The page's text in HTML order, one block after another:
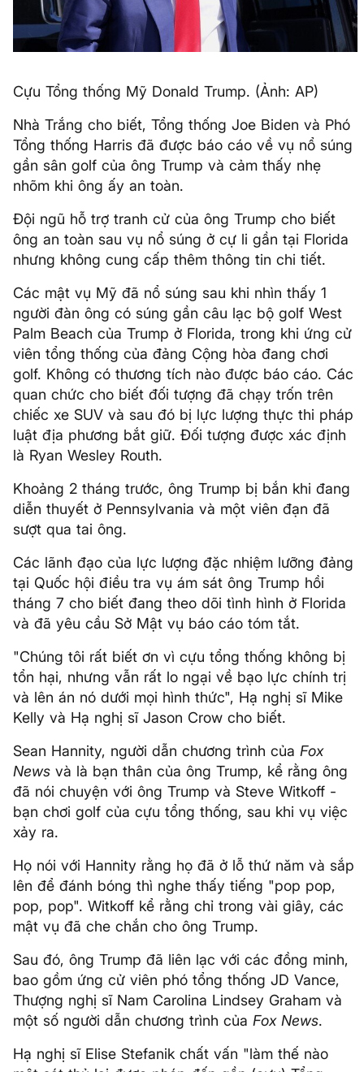
Cựu Tổng thống Mỹ Donald Trump. (Ảnh: AP)
Nhà Trắng cho biết, Tổng thống Joe Biden và Phó
Tổng thống Harris đã được báo cáo về vụ nổ súng
gần sân golf của ông Trump và cảm thấy nhẹ
nhõm khi ông ấy an toàn.
Đội ngũ hỗ trợ tranh cử của ông Trump cho biết
ông an toàn sau vụ nổ súng ở cự li gần tại Florida
nhưng không cung cấp thêm thông tin chi tiết.
Các mật vụ Mỹ đã nổ súng sau khi nhìn thấy 1
người đàn ông có súng gần câu lạc bộ golf West
Palm Beach của Trump ở Florida, trong khi ứng cử
viên tổng thống của đảng Cộng hòa đang chơi
golf. Không có thương tích nào được báo cáo. Các
quan chức cho biết đối tượng đã chạy trốn trên
chiếc xe SUV và sau đó bị lực lượng thực thi pháp
luật địa phương bắt giữ. Đối tượng được xác định
là Ryan Wesley Routh.
Khoảng 2 tháng trước, ông Trump bị bắn khi đang
diễn thuyết ở Pennsylvania và một viên đạn đã
sượt qua tai ông.
Các lãnh đạo của lực lượng đặc nhiệm lưỡng đảng
tại Quốc hội điều tra vụ ám sát ông Trump hồi
tháng 7 cho biết đang theo dõi tình hình ở Florida
và đã yêu cầu Sở Mật vụ báo cáo tóm tắt.
"Chúng tôi rất biết ơn vì cựu tổng thống không bị
tổn hại, nhưng vẫn rất lo ngại về bạo lực chính trị
và lên án nó dưới mọi hình thức", Hạ nghị sĩ Mike
Kelly và Hạ nghị sĩ Jason Crow cho biết.
Sean Hannity, người dẫn chương trình của Fox
News và là bạn thân của ông Trump, kể rằng ông
đã nói chuyện với ông Trump và Steve Witkoff -
bạn chơi golf của cựu tổng thống, sau khi vụ việc
xảy ra.
Họ nói với Hannity rằng họ đã ở lỗ thứ năm và sắp
lên để đánh bóng thì nghe thấy tiếng "pop pop,
pop, pop". Witkoff kể rằng chỉ trong vài giây, các
mật vụ đã che chắn cho ông Trump.
Sau đó, ông Trump đã liên lạc với các đồng minh,
bao gồm ứng cử viên phó tổng thống JD Vance,
Thượng nghị sĩ Nam Carolina Lindsey Graham và
một số người dẫn chương trình của Fox News.
Hạ nghị sĩ Elise Stefanik chất vấn "làm thế nào